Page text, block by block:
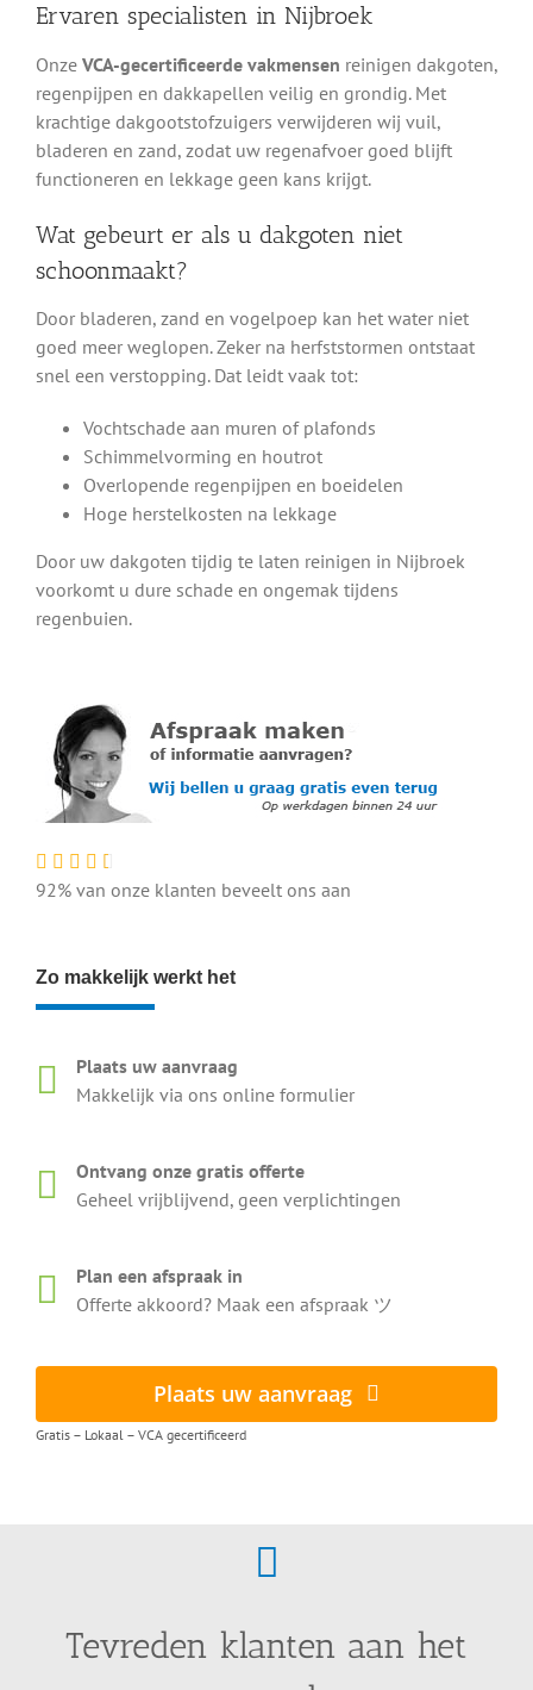
Ervaren specialisten in Nijbroek
Onze VCA-gecertificeerde vakmensen reinigen dakgoten,
regenpijpen en dakkapellen veilig en grondig. Met
krachtige dakgootstofzuigers verwijderen wij vuil,
bladeren en zand, zodat uw regenafvoer goed blijft
functioneren en lekkage geen kans krijgt.
Wat gebeurt er als u dakgoten niet
schoonmaakt?
Door bladeren, zand en vogelpoep kan het water niet
goed meer weglopen. Zeker na herfststormen ontstaat
snel een verstopping. Dat leidt vaak tot:
Vochtschade aan muren of plafonds
Schimmelvorming en houtrot
Overlopende regenpijpen en boeidelen
Hoge herstelkosten na lekkage
Door uw dakgoten tijdig te laten reinigen in Nijbroek
voorkomt u dure schade en ongemak tijdens
regenbuien.
92% van onze klanten beveelt ons aan
Zo makkelijk werkt het
Plaats uw aanvraag
Makkelijk via ons online formulier
Ontvang onze gratis offerte
Geheel vrijblijvend, geen verplichtingen
Plan een afspraak in
Offerte akkoord? Maak een afspraak ツ
Plaats uw aanvraag
Gratis – Lokaal – VCA gecertificeerd
Tevreden klanten aan het